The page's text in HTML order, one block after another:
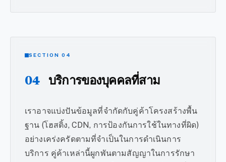
SECTION 04
04 บริการของบุคคลที่สาม
เราอาจแบ่งปันข้อมูลที่จำกัดกับคู่ค้าโครงสร้างพื้น
ฐาน (โฮสติ้ง, CDN, การป้องกันการใช้ในทางที่ผิด)
อย่างเคร่งครัดตามที่จำเป็นในการดำเนินการ
บริการ คู่ค้าเหล่านี้ผูกพันตามสัญญาในการรักษา